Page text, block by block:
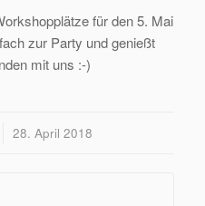
für den 5. Mai
zur Party und genießt
mit uns :-)
28. April 2018